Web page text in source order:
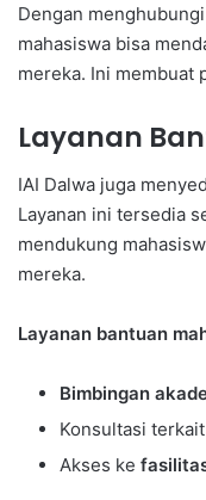
Dengan
mahasiswa bisa
mereka. Ini membuat
Layanan
IAI Dalwa juga
Layanan ini tersedia
mendukung
mereka.
Layanan bantuan
Bimbingan
Konsultasi
Akses ke